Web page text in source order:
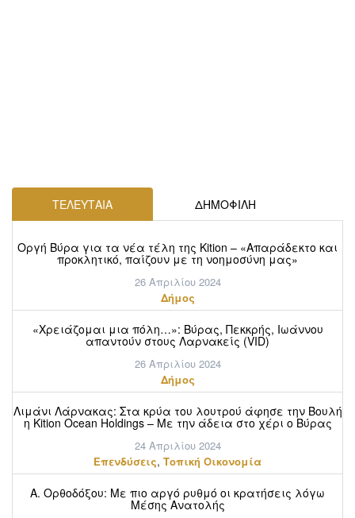
ΤΕΛΕΥΤΑΙΑ ΔΗΜΟΦΙΛΗ
Οργή Βύρα για τα νέα τέλη της Kition – «Απαράδεκτο και
προκλητικό, παίζουν με τη νοημοσύνη μας»
26 Απριλίου 2024
Δήμος
«Χρειάζομαι μια πόλη…»: Βύρας, Πεκκρής, Ιωάννου
απαντούν στους Λαρνακείς (VID)
26 Απριλίου 2024
Δήμος
Λιμάνι Λάρνακας: Στα κρύα του λουτρού άφησε την Βουλή
η Kition Ocean Holdings – Με την άδεια στο χέρι ο Βύρας
24 Απριλίου 2024
Επενδύσεις, Τοπική Οικονομία
Α. Ορθοδόξου: Mε πιο αργό ρυθμό οι κρατήσεις λόγω
Μέσης Ανατολής